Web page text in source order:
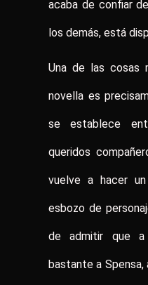
acaba de confiar
los demás, está
Una de las cosas
novella es
se establece
queridos
vuelve a hacer
esbozo de
de admitir que a
bastante a